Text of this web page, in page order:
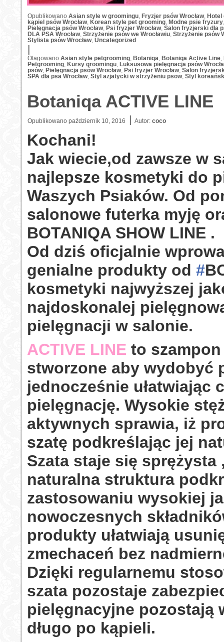
Opublikowano Asian style w groomingu, Fryzjer psów Wrocław, Hotel
kąpiel psów Wrocław, Korean style pet grooming, Modne psie fryzury
Pielęgnacja psów Wrocław, Psi fryzjer Wrocław, Salon fryzjerski dla
DLA PSA Wrocław, Strzyżenie psów we Wrocławiu, Strzyżenie psów
Stylista psów Wrocław, Uncategorized
|
Otagowano Asian style petgrooming, Botaniqa, Botaniqa Active Line,
Petgrooming, Kursy groomingu, Luksusowa pielęgnacja psów
psów, Pielęgnacja psów Wrocław, Psi fryzjer Wrocław, Salon
SPA dla psa Wrocław, Styl azjatycki w strzyżeniu psow, Styl
Botaniqa ACTIVE LINE
Opublikowano październik 10, 2016 | Autor: coco
Kochani!
Jak wiecie,od zawsze w
najlepsze kosmetyki do
Waszych Psiaków. Od
salonowe futerka myję
BOTANIQA SHOW LINE .
Od dziś oficjalnie
genialne produkty od #
kosmetyki najwyższej
najdoskonalej
pielęgnacji w salonie.
ACTIVE LINE to
stworzone aby wydobyć
jednocześnie ułatwiając
pielęgnację. Wysokie
aktywnych sprawia, iż
szatę podkreślając jej
Szata staje się sprężysta
naturalna struktura
zastosowaniu wysokiej
nowoczesnych
produkty ułatwiają
zmechaceń bez
Dzięki regularnemu
szata pozostaje
pielęgnacyjne pozostają
długo po kąpieli.